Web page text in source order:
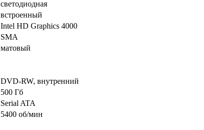
светодиодная
встроенный
Intel HD Graphics 4000
SMA
матовый
DVD-RW, внутренний
500 Гб
Serial ATA
5400 об/мин